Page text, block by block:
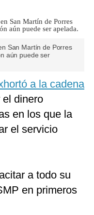
San Martín de Porres
aún puede ser
a la cadena
el dinero
en los que la
el servicio
a todo su
en primeros